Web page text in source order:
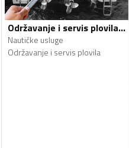
Održavanje i servis plovila - Nautičke usluge
Nautičke usluge
Održavanje i servis plovila